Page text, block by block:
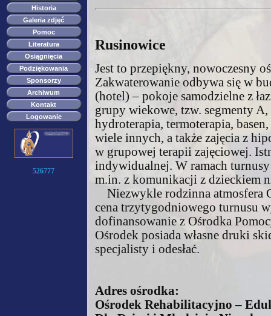
Historia
Galeria zdjęć
Pomoc
Literatura
Osiągnięcia
Podziękowania
Sponsorzy
Archiwum
Kontakt
Logowanie
526777
Rusinowice
Jest to przepiękny, nowoczesny
Zakwaterowanie odbywa się w
(hotel) – pokoje samodzielne z
grupy wiekowe, tzw. segmenty
hydroterapia, termoterapia,
wiele innych, a także zajęcia z
w grupowej terapii zajęciowej.
indywidualnej. W ramach
m.in. z komunikacji z dzieckiem
Niezwykle rodzinna atmosfera
cena trzytygodniowego turnusu
dofinansowanie z Ośrodka
Ośrodek posiada własne druki
specjalisty i odesłać.
Adres ośrodka:
Ośrodek Rehabilitacyjno –